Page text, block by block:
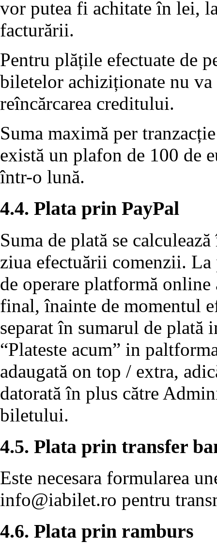
vor putea fi achitate în lei,
facturării.
Pentru plățile efectuate de
biletelor achiziționate nu
reîncărcarea creditului.
Suma maximă per
există un plafon de 100 de
într-o lună.
4.4. Plata prin PayPal
Suma de plată se
ziua efectuării comenzii. La
de operare platformă
final, înainte de momentul
separat în sumarul de plată
“Plateste acum” in
adaugată on top / extra,
datorată în plus către
biletului.
4.5. Plata prin transfer
Este necesara formularea
info@iabilet.ro pentru
4.6. Plata prin ramburs